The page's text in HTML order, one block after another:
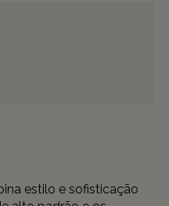
estilo e sofisticação